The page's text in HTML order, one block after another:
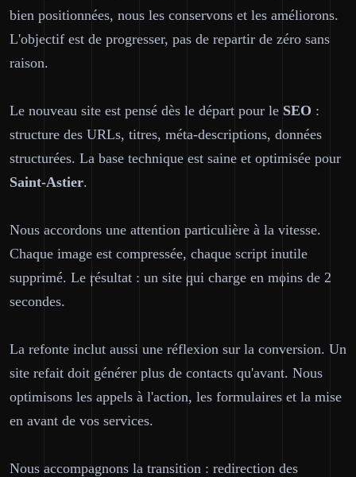
bien positionnées, nous les conservons et les améliorons.
L'objectif est de progresser, pas de repartir de zéro sans
raison.
Le nouveau site est pensé dès le départ pour le SEO :
structure des URLs, titres, méta-descriptions, données
structurées. La base technique est saine et optimisée pour
Saint-Astier.
Nous accordons une attention particulière à la vitesse.
Chaque image est compressée, chaque script inutile
supprimé. Le résultat : un site qui charge en moins de 2
secondes.
La refonte inclut aussi une réflexion sur la conversion. Un
site refait doit générer plus de contacts qu'avant. Nous
optimisons les appels à l'action, les formulaires et la mise
en avant de vos services.
Nous accompagnons la transition : redirection des